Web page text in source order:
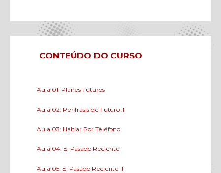
CONTEÚDO DO CURSO
Aula 01: Planes Futuros
Aula 02: Perífrasis de Futuro II
Aula 03: Hablar Por Teléfono
Aula 04: El Pasado Reciente
Aula 05: El Pasado Reciente II